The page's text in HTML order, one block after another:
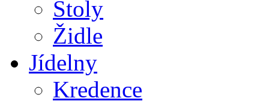
Stoly
Židle
Jídelny
Kredence